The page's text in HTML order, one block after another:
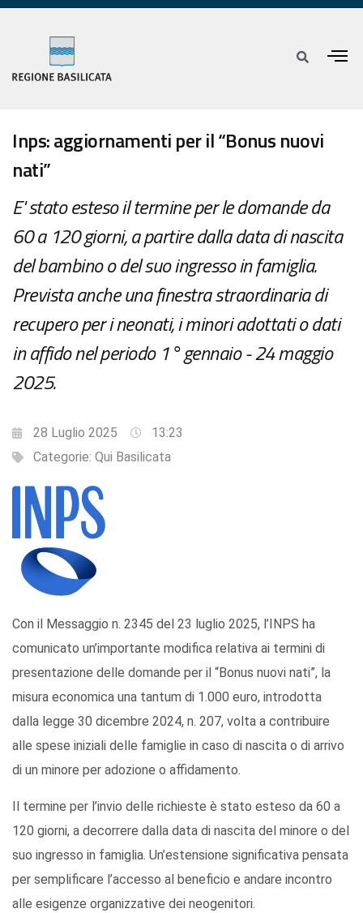
Inps: aggiornamenti per il “Bonus nuovi
nati”
E' stato esteso il termine per le domande da
60 a 120 giorni, a partire dalla data di nascita
del bambino o del suo ingresso in famiglia.
Prevista anche una finestra straordinaria di
recupero per i neonati, i minori adottati o dati
in affido nel periodo 1° gennaio - 24 maggio
2025.
28 Luglio 2025
13:23
Categorie: Qui Basilicata
Con il Messaggio n. 2345 del 23 luglio 2025, l’INPS ha
comunicato un’importante modifica relativa ai termini di
presentazione delle domande per il “Bonus nuovi nati”, la
misura economica una tantum di 1.000 euro, introdotta
dalla legge 30 dicembre 2024, n. 207, volta a contribuire
alle spese iniziali delle famiglie in caso di nascita o di arrivo
di un minore per adozione o affidamento.
Il termine per l’invio delle richieste è stato esteso da 60 a
120 giorni, a decorrere dalla data di nascita del minore o del
suo ingresso in famiglia. Un’estensione significativa pensata
per semplificare l’accesso al beneficio e andare incontro
alle esigenze organizzative dei neogenitori.